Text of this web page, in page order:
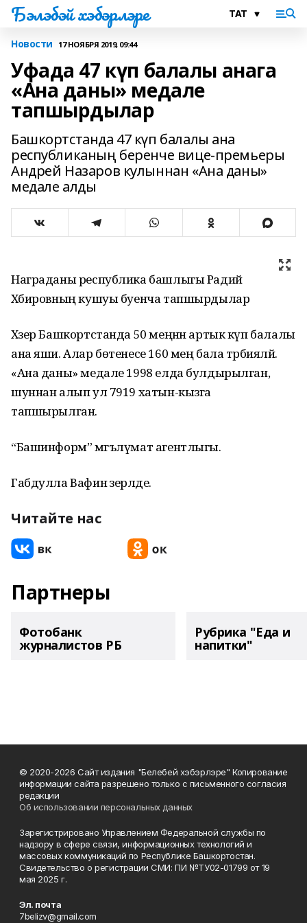
Бэлэбэй хэбэрлэре
Новости 17 НОЯБРЯ 2019, 09:44
Уфада 47 күп балалы анага
«Ана даны» медале
тапшырдылар
Башкортстанда 47 күп балалы ана
республиканың беренче вице-премьеры
Андрей Назаров кулыннан «Ана даны»
медале алды
Награданы республика башлыгы Радий
Хәбировның кушуы буенча тапшырдылар
Хәзер Башкортстанда 50 меңнән артык күп балалы
ана яши. Алар бөтенесе 160 мең бала тәрбияләй.
«Ана даны» медале 1998 елда булдырылган,
шуннан алып ул 7919 хатын-кызга
тапшырылган.
“Башинформ” мәгълүмат агентлыгы.
Габдулла Вафин әзерләде.
Читайте нас
Партнеры
Фотобанк
журналистов РБ
Рубрика "Еда и
напитки"
© 2020-2026 Сайт издания "Белебей хэбэрлэре" Копирование
информации сайта разрешено только с письменного согласия
редакции
Об использовании персональных данных
Зарегистрировано Управлением Федеральной службы по
надзору в сфере связи, информационных технологий и
массовых коммуникаций по Республике Башкортостан.
Свидетельство о регистрации СМИ: ПИ №ТУ02-01799 от 19
мая 2025 г.
Эл. почта
7belizv@gmail.com